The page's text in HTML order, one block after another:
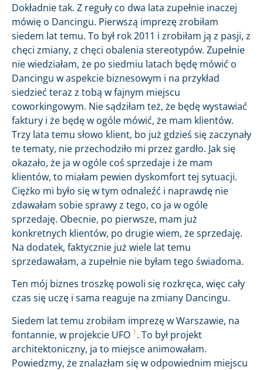
Dokładnie tak. Z reguły co dwa lata zupełnie inaczej
mówię o Dancingu. Pierwszą imprezę zrobiłam
siedem lat temu. To był rok 2011 i zrobiłam ją z pasji, z
chęci zmiany, z chęci obalenia stereotypów. Zupełnie
nie wiedziałam, że po siedmiu latach będę mówić o
Dancingu w aspekcie biznesowym i na przykład
siedzieć teraz z tobą w fajnym miejscu
coworkingowym. Nie sądziłam też, że będę wystawiać
faktury i że będę w ogóle mówić, że mam klientów.
Trzy lata temu słowo klient, bo już gdzieś się zaczynały
te tematy, nie przechodziło mi przez gardło. Jak się
okazało, że ja w ogóle coś sprzedaje i że mam
klientów, to miałam pewien dyskomfort tej sytuacji.
Ciężko mi było się w tym odnaleźć i naprawdę nie
zdawałam sobie sprawy z tego, co ja w ogóle
sprzedaję. Obecnie, po pierwsze, mam już
konkretnych klientów, po drugie wiem, że sprzedaję.
Na dodatek, faktycznie już wiele lat temu
sprzedawałam, a zupełnie nie byłam tego świadoma.
Ten mój biznes troszkę powoli się rozkręca, więc cały
czas się uczę i sama reaguje na zmiany Dancingu.
Siedem lat temu zrobiłam imprezę w Warszawie, na
fontannie, w projekcie UFO 1. To był projekt
architektoniczny, ja to miejsce animowałam.
Powiedzmy, że znalazłam się w odpowiednim miejscu